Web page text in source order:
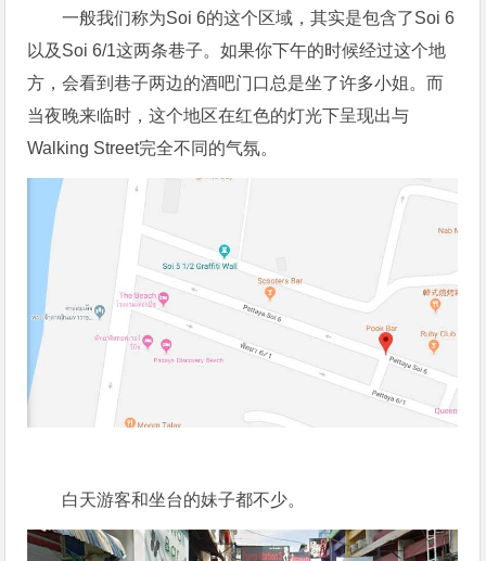
一般我们称为Soi 6的这个区域，其实是包含了Soi 6
以及Soi 6/1这两条巷子。如果你下午的时候经过这个地
方，会看到巷子两边的酒吧门口总是坐了许多小姐。而
当夜晚来临时，这个地区在红色的灯光下呈现出与
Walking Street完全不同的气氛。
白天游客和坐台的妹子都不少。